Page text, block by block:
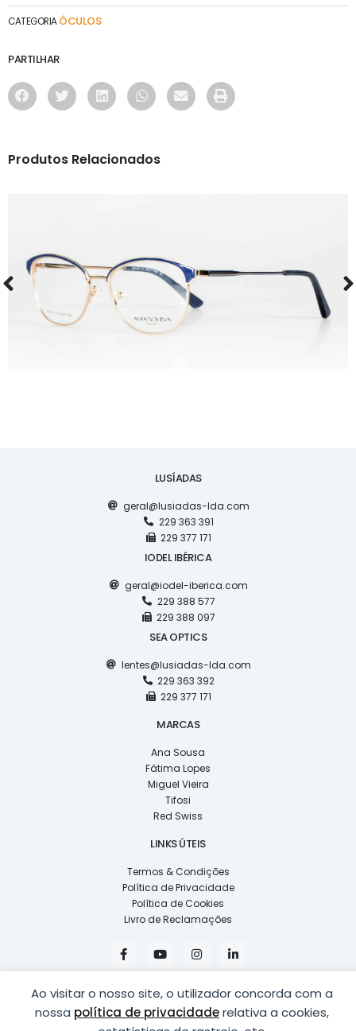
Ao visitar o nosso site, o utilizador concorda com a
nossa política de privacidaderelativa a cookies,
CATEGORIA ÓCULOS
PARTILHAR
Produtos Relacionados
AS1161
LUSÍADAS
geral@lusiadas-lda.com
229 363 391
229 377 171
IODEL IBÉRICA
geral@iodel-iberica.com
229 388 577
229 388 097
SEA OPTICS
lentes@lusiadas-lda.com
229 363 392
229 377 171
MARCAS
Ana Sousa
Fátima Lopes
Miguel Vieira
Tifosi
Red Swiss
LINKS ÚTEIS
Termos & Condições
Política de Privacidade
Política de Cookies
Livro de Reclamações
F
a
c
b
o
o
Y
o
u
u
b
e
I
n
s
a
g
r
i
n
e
d
i